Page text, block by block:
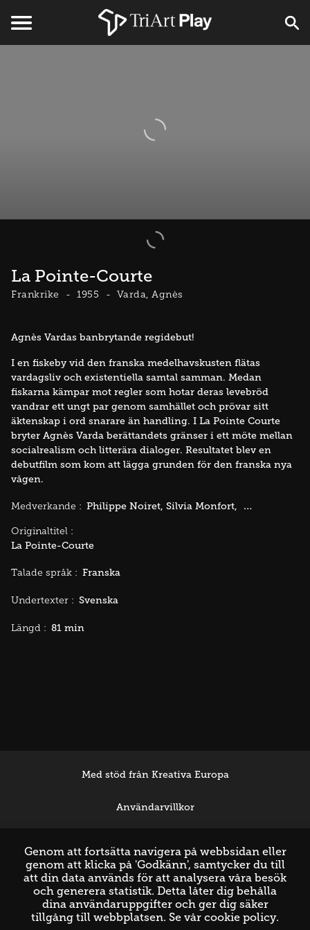
La Pointe-Courte
Frankrike 1955 Varda, Agnès
Agnès Vardas banbrytande regidebut!
I en fiskeby vid den franska medelhavskusten flätas
vardagsliv och existentiella samtal samman. Medan
fiskarna kämpar mot regler som hotar deras levebröd
vandrar ett ungt par genom samhället och prövar sitt
äktenskap i ord snarare än handling. I La Pointe Courte
bryter Agnès Varda berättandets gränser i ett möte mellan
socialrealism och litterära dialoger. Resultatet blev en
debutfilm som kom att lägga grunden för den franska nya
vågen.
Medverkande : Philippe Noiret Silvia Monfort Marcel Jouet
Originaltitel :
La Pointe-Courte
Talade språk : Franska
Undertexter : Svenska
Längd : 81 min
Med stöd från Kreativa Europa
Användarvillkor
Genom att fortsätta navigera på webbsidan eller
genom att klicka på 'Godkänn', samtycker du till
att din data används för att analysera våra besök
och generera statistik. Detta låter dig behålla
dina användaruppgifter och ger dig säker
tillgång till webbplatsen. Se vår cookie policy.